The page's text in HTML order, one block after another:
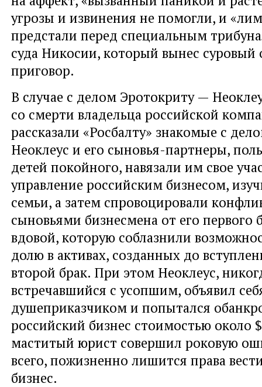
угрозы и извинения не помогли, и
предстали перед специальным
суда Никосии, который вынес
приговор.
В случае с делом Эротокриту —
со смерти владельца российской
рассказали «Росбалту» знакомые с
Неоклеус и его сыновья-партнеры,
детей покойного, навязали им свое
управление российским бизнесом,
семьи, а затем спровоцировали
сыновьями бизнесмена от его первого
вдовой, которую соблазнили
долю в активах, созданных до
второй брак. При этом Неоклеус,
встречавшийся с усопшим, объявил
душеприказчиком и попытался
российский бизнес стоимостью около
маститый юрист совершил роковую
всего, пожизненно лишится права
бизнес.